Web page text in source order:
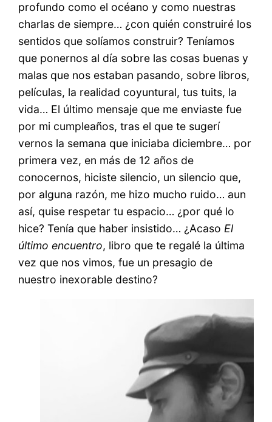
profundo como el océano y como nuestras
charlas de siempre… ¿con quién construiré los
sentidos que solíamos construir? Teníamos
que ponernos al día sobre las cosas buenas y
malas que nos estaban pasando, sobre libros,
películas, la realidad coyuntural, tus tuits, la
vida… El último mensaje que me enviaste fue
por mi cumpleaños, tras el que te sugerí
vernos la semana que iniciaba diciembre… por
primera vez, en más de 12 años de
conocernos, hiciste silencio, un silencio que,
por alguna razón, me hizo mucho ruido… aun
así, quise respetar tu espacio… ¿por qué lo
hice? Tenía que haber insistido… ¿Acaso El
último encuentro, libro que te regalé la última
vez que nos vimos, fue un presagio de
nuestro inexorable destino?